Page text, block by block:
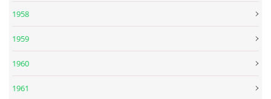
RINGO STARR - SINGLY
1958
1959
1960
1961